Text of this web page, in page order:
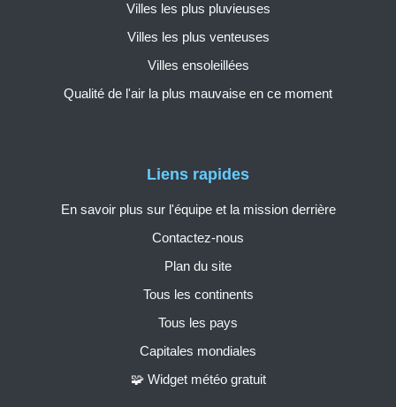
Liens rapides
En savoir plus sur l'équipe et la mission derrière
Contactez-nous
Plan du site
Tous les continents
Tous les pays
Capitales mondiales
🧩 Widget météo gratuit
Villes les plus pluvieuses
Villes les plus venteuses
Villes ensoleillées
Qualité de l'air la plus mauvaise en ce moment